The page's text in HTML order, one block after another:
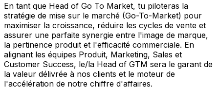
En tant que Head of Go To Market, tu piloteras la
stratégie de mise sur le marché (Go-To-Market) pour
maximiser la croissance, réduire les cycles de vente et
assurer une parfaite synergie entre l'image de marque,
la pertinence produit et l'efficacité commerciale. En
alignant les équipes Produit, Marketing, Sales et
Customer Success, le/la Head of GTM sera le garant de
la valeur délivrée à nos clients et le moteur de
l'accélération de notre chiffre d'affaires.